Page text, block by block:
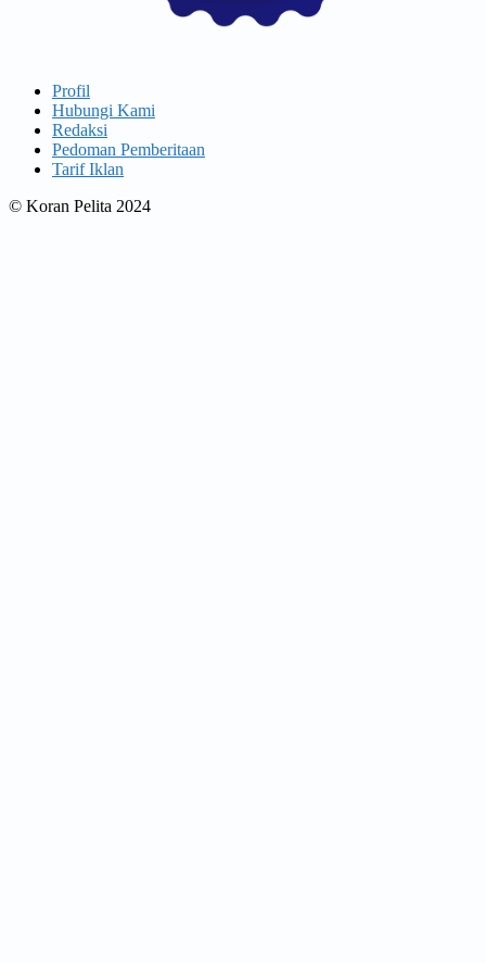
Profil
Hubungi Kami
Redaksi
Pedoman Pemberitaan
Tarif Iklan
© Koran Pelita 2024